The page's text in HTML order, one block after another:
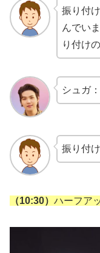
振り付
んでい
り付け
シュガ
振り付
（10:30） ハーフア